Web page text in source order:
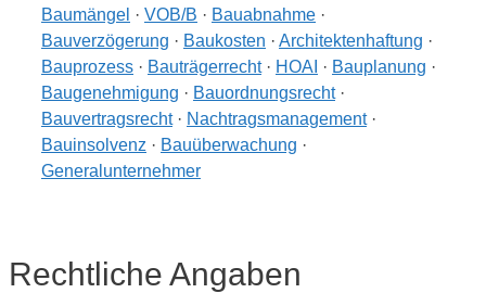
Baumängel · VOB/B · Bauabnahme ·
Bauverzögerung · Baukosten · Architektenhaftung ·
Bauprozess · Bauträgerrecht· HOAI · Bauplanung ·
Baugenehmigung · Bauordnungsrecht·
Bauvertragsrecht· Nachtragsmanagement·
Bauinsolvenz · Bauüberwachung ·
Generalunternehmer
Rechtliche Angaben